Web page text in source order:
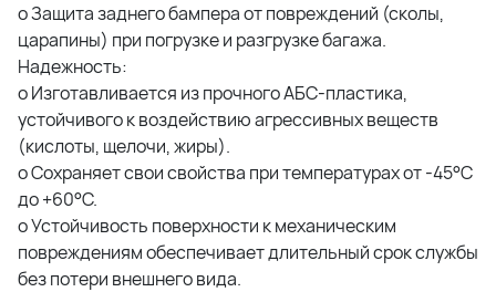
o Защита заднего бампера от повреждений (сколы,
царапины) при погрузке и разгрузке багажа.
Надежность:
o Изготавливается из прочного АБС-пластика,
устойчивого к воздействию агрессивных веществ
(кислоты, щелочи, жиры).
o Сохраняет свои свойства при температурах от -45°C
до +60°C.
o Устойчивость поверхности к механическим
повреждениям обеспечивает длительный срок службы
без потери внешнего вида.